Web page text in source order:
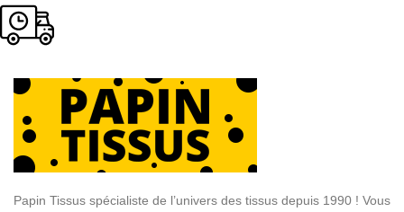
Papin Tissus spécialiste de l’univers des tissus depuis 1990 ! Vous